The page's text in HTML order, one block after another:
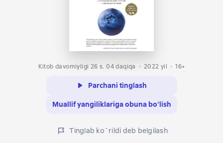
Kitob davomiyligi 26 s. 04 daqiqa 2022 yil 16+
Parchani tinglash
Muallif yangiliklariga obuna bo‘lish
Tinglab ko`rildi deb belgilash